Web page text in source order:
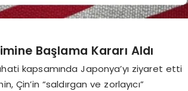
Başlama Kararı Aldı
kapsamında Japonya’yı ziyaret etti
“saldırgan ve zorlayıcı”